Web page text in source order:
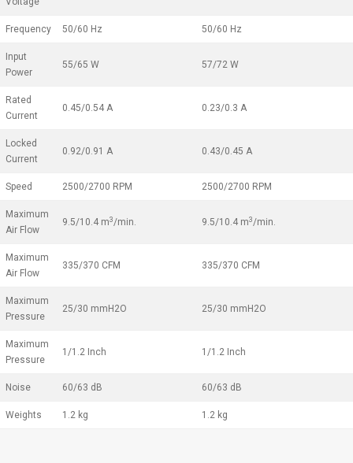
Frequency 50/60 Hz 50/60 Hz
Input
Power
55/65 W 57/72 W
Rated
Current
0.45/0.54 A 0.23/0.3 A
Locked
Current
0.92/0.91 A 0.43/0.45 A
Speed 2500/2700 RPM 2500/2700 RPM
Maximum
Air Flow
9.5/10.4 m3/min. 9.5/10.4 m3/min.
Maximum
Air Flow
335/370 CFM 335/370 CFM
Maximum
Pressure
25/30 mmH2O 25/30 mmH2O
Maximum
Pressure
1/1.2 Inch 1/1.2 Inch
Noise 60/63 dB 60/63 dB
Weights 1.2 kg 1.2 kg